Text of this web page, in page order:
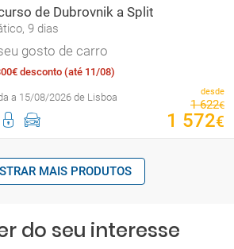
de Dubrovnik a Split
9 dias
gosto de carro
desconto (até 11/08)
a 15/08/2026 de Lisboa desde
1 622€
1 572€
MAIS PRODUTOS
do seu interesse